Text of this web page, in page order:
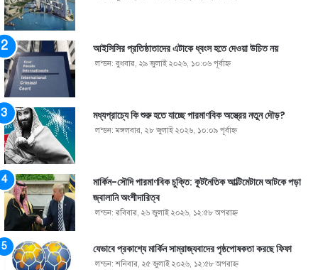
আইসিসির প্রতিষ্ঠাতাদের এটাকে ধ্বংস হতে দেওয়া উচিত নয়
লন্ডন: বুধবার, ২৯ জুলাই ২০২৬, ১০:০৬ পূর্বাহ্ণ
মধ্যপ্রাচ্যে কি শুরু হতে যাচ্ছে পারমাণবিক অস্ত্রের নতুন দৌড়?
লন্ডন: মঙ্গলবার, ২৮ জুলাই ২০২৬, ১০:০৯ পূর্বাহ্ণ
মার্কিন-সৌদি পারমাণবিক চুক্তি: কূটনৈতিক আল্টিমেটামে আটকে পড়া
জ্বালানি অংশীদারিত্ব
লন্ডন: রবিবার, ২৬ জুলাই ২০২৬, ১২:৫৮ অপরাহ্ণ
যেভাবে প্রকাশ্যে মার্কিন সাম্রাজ্যবাদের পৃষ্ঠপোষকতা করছে ফিফা
লন্ডন: শনিবার, ২৫ জুলাই ২০২৬, ১২:৫৮ অপরাহ্ণ